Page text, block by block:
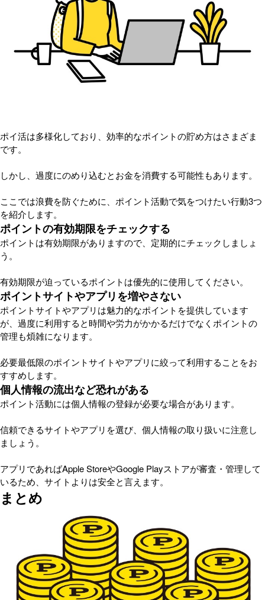
ポイ活は多様化しており、効率的なポイントの貯め方はさまざま
です。
しかし、過度にのめり込むとお金を消費する可能性もあります。
ここでは浪費を防ぐために、ポイント活動で気をつけたい行動3つ
を紹介します。
ポイントの有効期限をチェックする
ポイントは有効期限がありますので、定期的にチェックしましょ
う。
有効期限が迫っているポイントは優先的に使用してください。
ポイントサイトやアプリを増やさない
ポイントサイトやアプリは魅力的なポイントを提供しています
が、過度に利用すると時間や労力がかかるだけでなくポイントの
管理も煩雑になります。
必要最低限のポイントサイトやアプリに絞って利用することをお
すすめします。
個人情報の流出など恐れがある
ポイント活動には個人情報の登録が必要な場合があります。
信頼できるサイトやアプリを選び、個人情報の取り扱いに注意し
ましょう。
アプリであればApple StoreやGoogle Playストアが審査・管理して
いるため、サイトよりは安全と言えます。
まとめ